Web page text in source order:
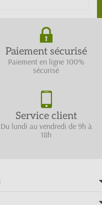
Paiement sécurisé
Paiement en ligne 100%
sécurisé
Service client
Du lundi au vendredi de 9h à
18h